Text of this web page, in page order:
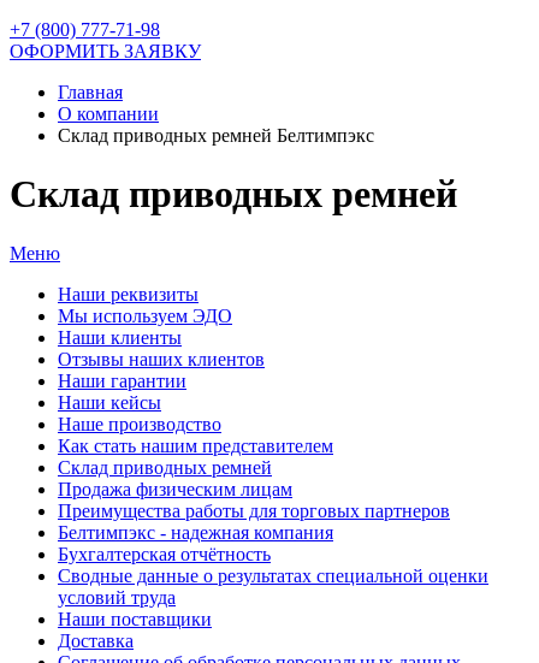
+7 (800) 777-71-98
ОФОРМИТЬ ЗАЯВКУ
Главная
О компании
Склад приводных ремней Белтимпэкс
Склад приводных ремней
Меню
Наши реквизиты
Мы используем ЭДО
Наши клиенты
Отзывы наших клиентов
Наши гарантии
Наши кейсы
Наше производство
Как стать нашим представителем
Склад приводных ремней
Продажа физическим лицам
Преимущества работы для торговых партнеров
Белтимпэкс - надежная компания
Бухгалтерская отчётность
Сводные данные о результатах специальной оценки
условий труда
Наши поставщики
Доставка